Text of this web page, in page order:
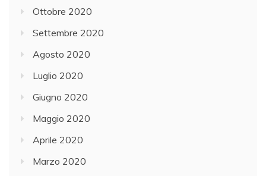
Ottobre 2020
Settembre 2020
Agosto 2020
Luglio 2020
Giugno 2020
Maggio 2020
Aprile 2020
Marzo 2020